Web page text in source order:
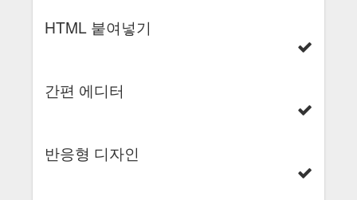
HTML 붙여넣기
간편 에디터
반응형 디자인